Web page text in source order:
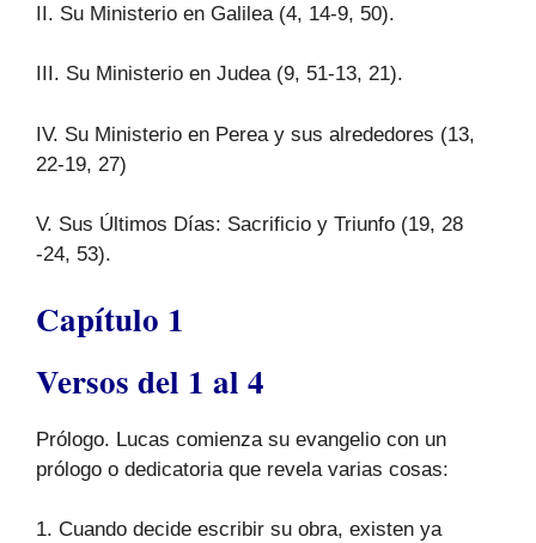
II. Su Ministerio en Galilea (4, 14-9, 50).
III. Su Ministerio en Judea (9, 51-13, 21).
IV. Su Ministerio en Perea y sus alrededores (13,
22-19, 27)
V. Sus Últimos Días: Sacrificio y Triunfo (19, 28
-24, 53).
Capítulo 1
Versos del 1 al 4
Prólogo. Lucas comienza su evangelio con un
prólogo o dedicatoria que revela varias cosas:
1. Cuando decide escribir su obra, existen ya